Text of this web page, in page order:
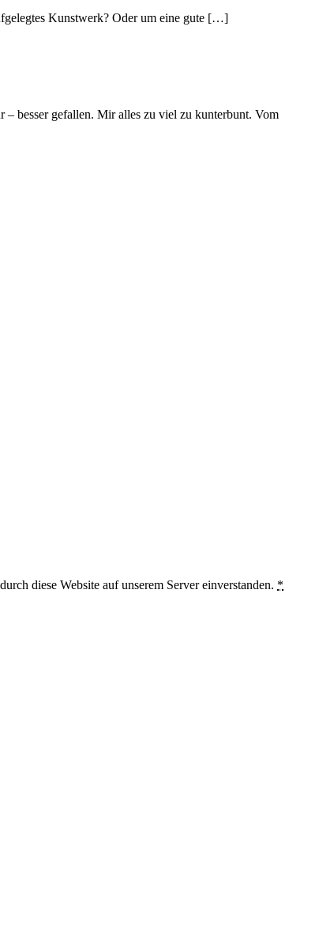
Kunst­werk? Oder um eine gute […]
besser gefallen. Mir alles zu viel zu kunterbunt. Vom
diese Website auf unserem Server einverstanden. *